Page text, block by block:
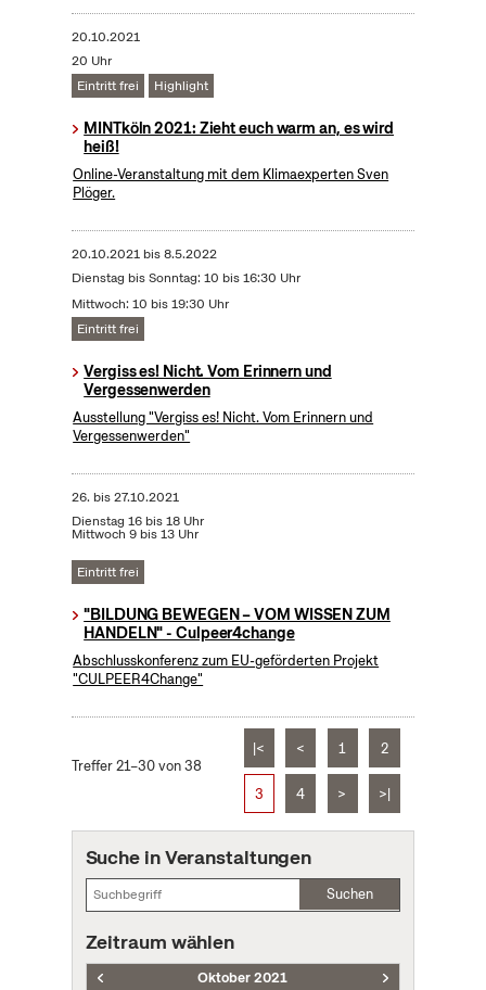
20.10.2021
20 Uhr
Eintritt frei
Highlight
MINTköln 2021: Zieht euch warm an, es wird
heiß!
Online-Veranstaltung mit dem Klimaexperten Sven
Plöger.
20.10.2021bis8.5.2022
Dienstag bis Sonntag: 10 bis 16:30 Uhr
Mittwoch: 10 bis 19:30 Uhr
Eintritt frei
Vergiss es! Nicht. Vom Erinnern und
Vergessenwerden
Ausstellung "Vergiss es! Nicht. Vom Erinnern und
Vergessenwerden"
26. bis27.10.2021
Dienstag 16 bis 18 Uhr
Mittwoch 9 bis 13 Uhr
Eintritt frei
"BILDUNG BEWEGEN – VOM WISSEN ZUM
HANDELN" - Culpeer4change
Abschlusskonferenz zum EU-geförderten Projekt
"CULPEER4Change"
Treffer 21–30 von 38
|< < 1 2
3 4 > >|
Suche in Veranstaltungen
Suchen
Zeitraum wählen
Oktober 2021